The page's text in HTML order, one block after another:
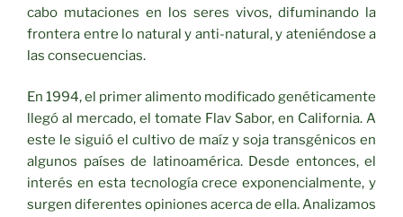
cabo mutaciones en los seres vivos, difuminando la
frontera entre lo natural y anti-natural, y ateniéndose a
las consecuencias.
En 1994, el primer alimento modificado genéticamente
llegó al mercado, el tomate Flav Sabor, en California. A
este le siguió el cultivo de maíz y soja transgénicos en
algunos países de latinoamérica. Desde entonces, el
interés en esta tecnología crece exponencialmente, y
surgen diferentes opiniones acerca de ella. Analizamos